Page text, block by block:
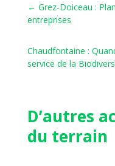
← Grez-Doiceau :
entreprises
Chaudfontaine :
service de la
D’autres
du terrain